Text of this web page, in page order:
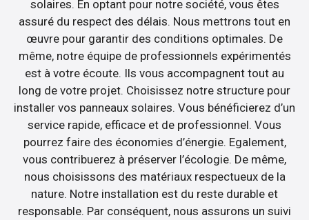
solaires. En optant pour notre société, vous êtes
assuré du respect des délais. Nous mettrons tout en
œuvre pour garantir des conditions optimales. De
même, notre équipe de professionnels expérimentés
est à votre écoute. Ils vous accompagnent tout au
long de votre projet. Choisissez notre structure pour
installer vos panneaux solaires. Vous bénéficierez d’un
service rapide, efficace et de professionnel. Vous
pourrez faire des économies d’énergie. Egalement,
vous contribuerez à préserver l’écologie. De même,
nous choisissons des matériaux respectueux de la
nature. Notre installation est du reste durable et
responsable. Par conséquent, nous assurons un suivi